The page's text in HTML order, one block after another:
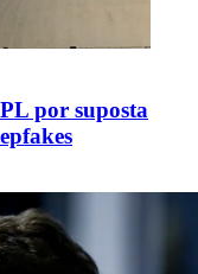
por suposta